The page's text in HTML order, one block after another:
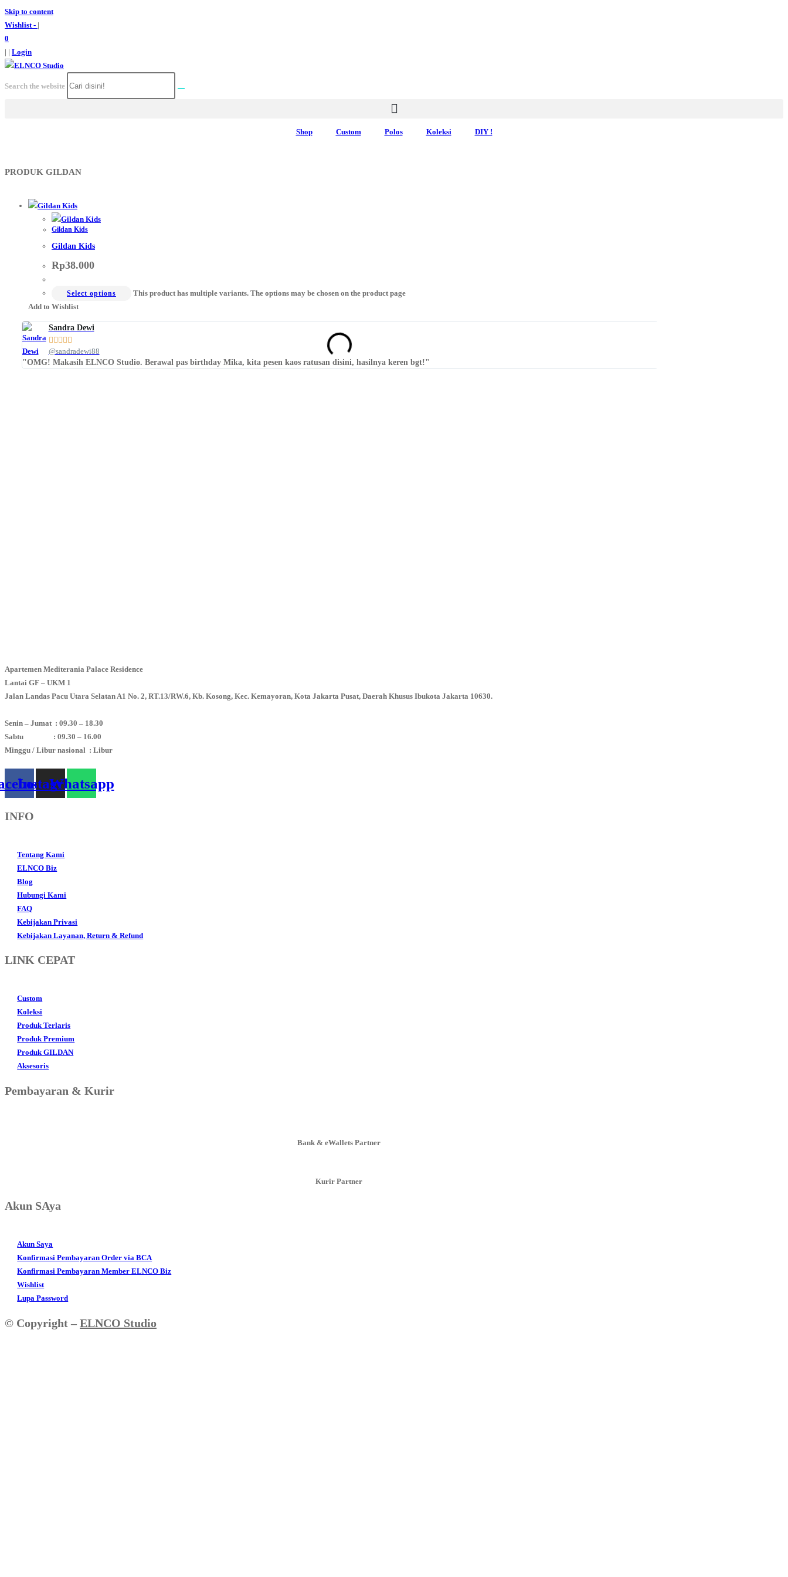
Skip to content
Wishlist - |
0
| | Login
Search the website
Shop Custom Polos Koleksi DIY !
PRODUK GILDAN
Gildan Kids
Gildan Kids
Rp38.000
Select options
This product has multiple variants. The options may be chosen on the product page
Add to Wishlist
Sandra Dewi
    
@sandradewi88
"OMG! Makasih ELNCO Studio. Berawal pas birthday Mika, kita pesen kaos ratusan disini, hasilnya keren bgt!"
Apartemen Mediterania Palace Residence
Lantai GF – UKM 1
Jalan Landas Pacu Utara Selatan A1 No. 2, RT.13/RW.6, Kb. Kosong, Kec. Kemayoran, Kota Jakarta Pusat, Daerah Khusus Ibukota Jakarta 10630.
Senin – Jumat : 09.30 – 18.30
Sabtu : 09.30 – 16.00
Minggu / Libur nasional : Libur
Instagram
Whatsapp
INFO
Tentang Kami
ELNCO Biz
Blog
Hubungi Kami
FAQ
Kebijakan Privasi
Kebijakan Layanan, Return & Refund
LINK CEPAT
Custom
Koleksi
Produk Terlaris
Produk Premium
Produk GILDAN
Aksesoris
Pembayaran & Kurir
Bank & eWallets Partner
Kurir Partner
Akun SAya
Akun Saya
Konfirmasi Pembayaran Order via BCA
Konfirmasi Pembayaran Member ELNCO Biz
Wishlist
Lupa Password
© Copyright – ELNCO Studio